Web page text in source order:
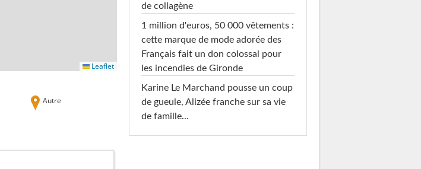
Leaflet
Autre
de collagène
1 million d'euros, 50 000 vêtements :
cette marque de mode adorée des
Français fait un don colossal pour
les incendies de Gironde
Karine Le Marchand pousse un coup
de gueule, Alizée franche sur sa vie
de famille...